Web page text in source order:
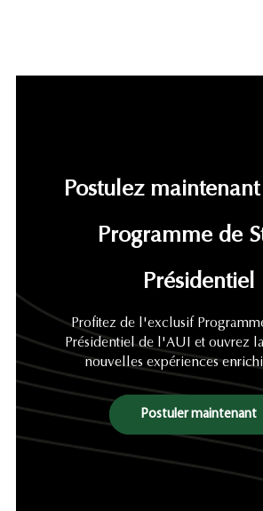
Postulez
Programme de
Présidentiel
Profitez de l'exclusif
Présidentiel de l'AUI et ouvrez
nouvelles expériences
Postuler maintenant